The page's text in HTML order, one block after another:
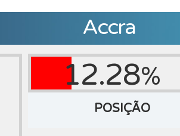
Accra
12.28%
POSIÇÃO